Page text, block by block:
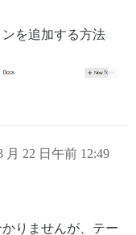
を追加する方法
月 22 日午前 12:49
りませんが、テー